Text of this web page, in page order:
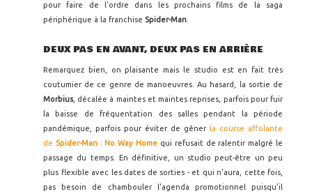
pour faire de l'ordre dans les prochains films de la saga
périphérique à la franchise Spider-Man
DEUX PAS EN AVANT, DEUX PAS EN ARRIÈRE
Remarquez bien, on plaisante mais le studio est en fait très
coutumier de ce genre de manoeuvres. Au hasard, la sortie de
Morbius, décalée à maintes et maintes reprises, parfois pour fuir
la baisse de fréquentation des salles pendant la période
pandémique, parfois pour éviter de gêner
la course affolante
de Spider-Man : No Way Home qui refusait de ralentir malgré le
passage du temps. En définitive, un studio peut-être un peu
plus flexible avec les dates de sorties - et qui n'aura, cette fois,
pas besoin de chambouler l'agenda promotionnel puisqu'il